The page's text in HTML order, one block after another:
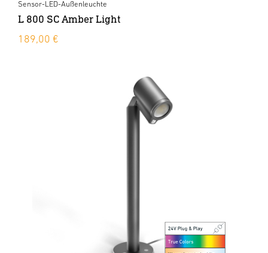
Sensor-LED-Außenleuchte
L 800 SC Amber Light
189,00 €